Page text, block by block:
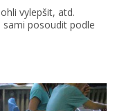
vylepšit, atd.
sami posoudit podle